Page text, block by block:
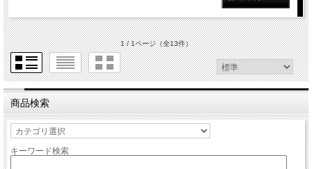
1 / 1ページ（全13件）
商品検索
キーワード検索